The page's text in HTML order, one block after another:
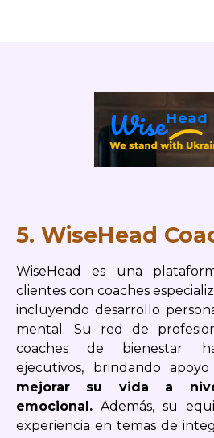
5. WiseHead
WiseHead es una
clientes con coaches
incluyendo desarrollo
mental. Su red de
coaches de bienestar
ejecutivos, brindando
mejorar su vida a
emocional. Además, su
experiencia en temas de